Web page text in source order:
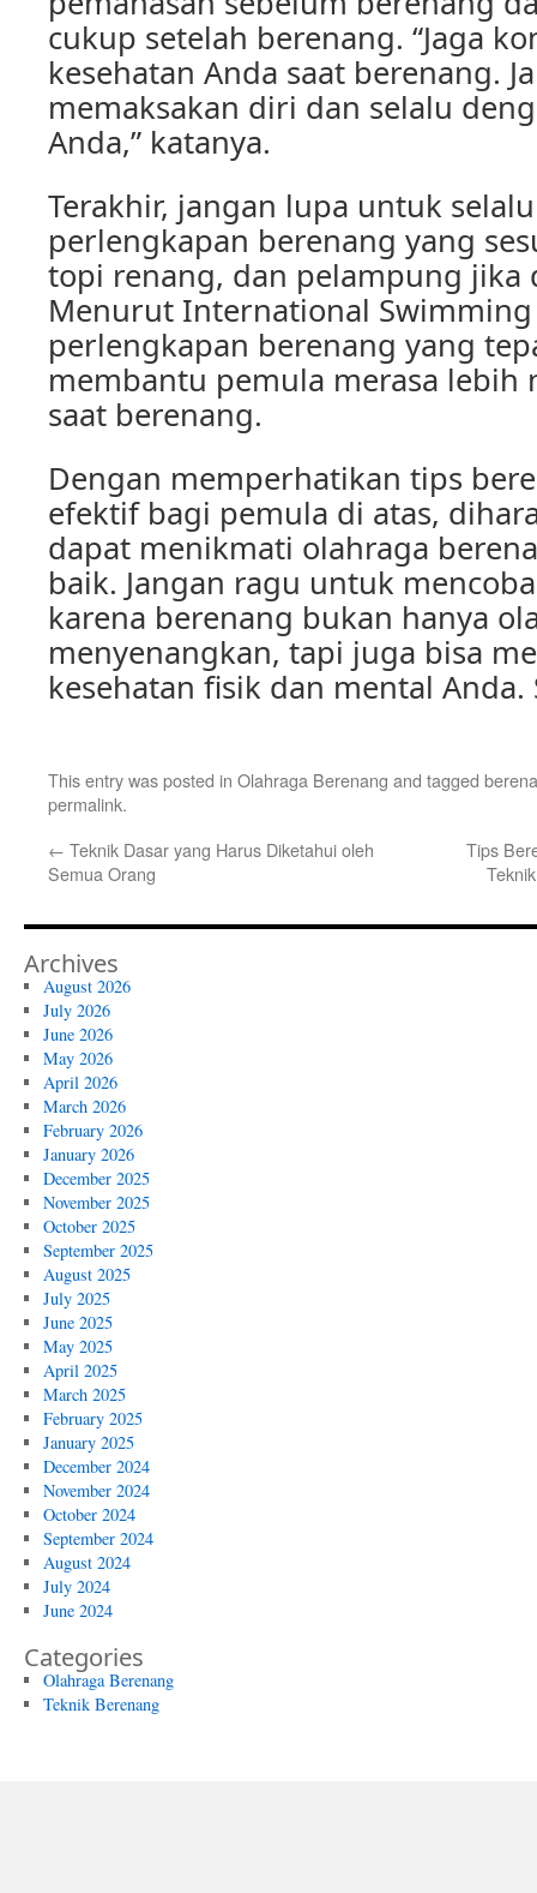
cukup setelah berenang. “Jaga
kesehatan Anda saat berenang.
memaksakan diri dan selalu
Anda,” katanya.
Terakhir, jangan lupa untuk
perlengkapan berenang yang
topi renang, dan pelampung jika
Menurut International Swimming
perlengkapan berenang yang
membantu pemula merasa lebih
saat berenang.
Dengan memperhatikan tips
efektif bagi pemula di atas,
dapat menikmati olahraga
baik. Jangan ragu untuk
karena berenang bukan hanya
menyenangkan, tapi juga bisa
kesehatan fisik dan mental
This entry was posted in Olahraga Berenang and tagged
permalink.
← Teknik Dasar yang Harus Diketahui oleh
Semua Orang
Tips
Archives
August 2026
July 2026
June 2026
May 2026
April 2026
March 2026
February 2026
January 2026
December 2025
November 2025
October 2025
September 2025
August 2025
July 2025
June 2025
May 2025
April 2025
March 2025
February 2025
January 2025
December 2024
November 2024
October 2024
September 2024
August 2024
July 2024
June 2024
Categories
Olahraga Berenang
Teknik Berenang